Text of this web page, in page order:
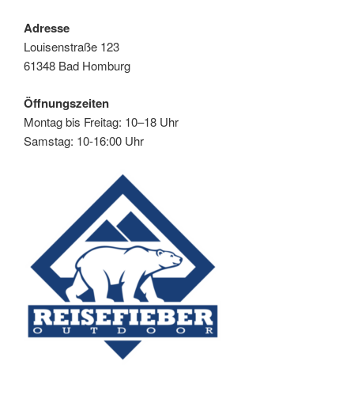
Adresse
Louisenstraße 123
61348 Bad Homburg
Öffnungszeiten
Montag bis Freitag: 10–18 Uhr
Samstag: 10-16:00 Uhr